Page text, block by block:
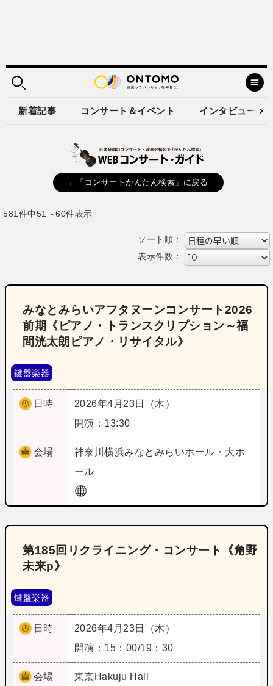
新着記事 コンサート＆イベント インタビュー
←「コンサートかんたん検索」に戻る
581件中51～60件表示
ソート順：
表示件数：
みなとみらいアフタヌーンコンサート2026
前期《ピアノ・トランスクリプション～福
間洸太朗ピアノ・リサイタル》
鍵盤楽器
日時
2026年4月23日（木）
開演：13:30
会場 神奈川横浜みなとみらいホール・大ホ
ール
第185回リクライニング・コンサート《角野
未来p》
鍵盤楽器
日時
2026年4月23日（木）
開演：15：00/19：30
会場 東京Hakuju Hall